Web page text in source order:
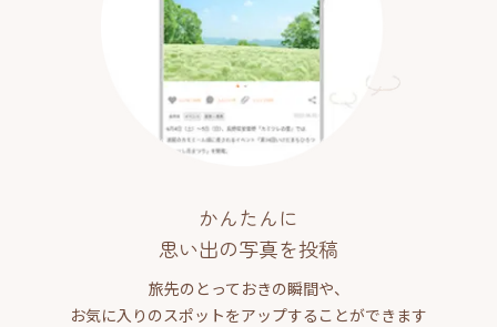
かんたんに
思い出の写真を投稿
旅先のとっておきの瞬間や、
お気に入りのスポットをアップすることができます